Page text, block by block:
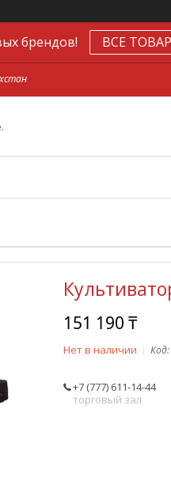
брендов! ВСЕ
151 190 ₸
Нет в наличии Код:
+7 (777) 611-14-44
торговый зал